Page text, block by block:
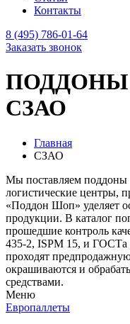
Контакты
8 (495) 786-01-64
Заказать звонок
ПОДДОНЫ
СЗАО
Главная
СЗАО
Мы поставляем поддоны
логистические центры,
«Поддон Шоп» уделяет
продукции. В каталог
прошедшие контроль
435-2, ISPM 15, и ГОСТа
проходят
окрашиваются и
средствами.
Меню
Европаллеты